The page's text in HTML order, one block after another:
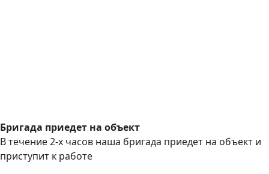
Бригада приедет на объект
В течение 2-х часов наша бригада приедет на объект и
приступит к работе